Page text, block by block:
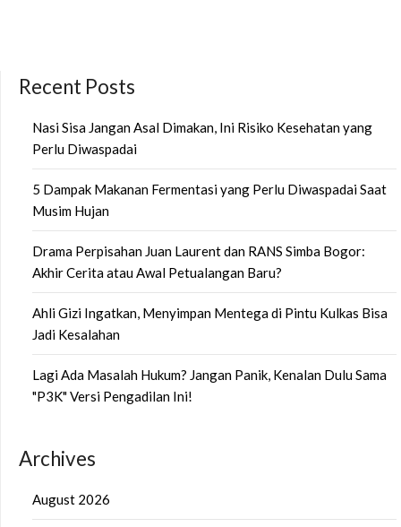
Recent Posts
Nasi Sisa Jangan Asal Dimakan, Ini Risiko Kesehatan yang
Perlu Diwaspadai
5 Dampak Makanan Fermentasi yang Perlu Diwaspadai Saat
Musim Hujan
Drama Perpisahan Juan Laurent dan RANS Simba Bogor:
Akhir Cerita atau Awal Petualangan Baru?
Ahli Gizi Ingatkan, Menyimpan Mentega di Pintu Kulkas Bisa
Jadi Kesalahan
Lagi Ada Masalah Hukum? Jangan Panik, Kenalan Dulu Sama
"P3K" Versi Pengadilan Ini!
Archives
August 2026